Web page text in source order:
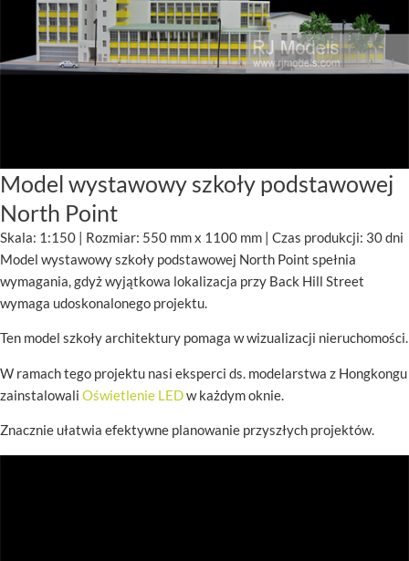
Model wystawowy szkoły podstawowej
North Point
Skala: 1:150 | Rozmiar: 550 mm x 1100 mm | Czas produkcji: 30 dni
Model wystawowy szkoły podstawowej North Point spełnia
wymagania, gdyż wyjątkowa lokalizacja przy Back Hill Street
wymaga udoskonalonego projektu.
Ten model szkoły architektury pomaga w wizualizacji nieruchomości.
W ramach tego projektu nasi eksperci ds. modelarstwa z Hongkongu
zainstalowali Oświetlenie LEDw każdym oknie.
Znacznie ułatwia efektywne planowanie przyszłych projektów.